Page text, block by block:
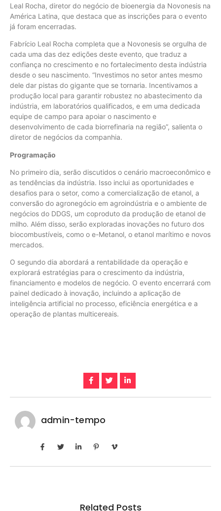
Leal Rocha, diretor do negócio de bioenergia da Novonesis na
América Latina, que destaca que as inscrições para o evento
já foram encerradas.
Fabrício Leal Rocha completa que a Novonesis se orgulha de
cada uma das dez edições deste evento, que traduz a
confiança no crescimento e no fortalecimento desta indústria
desde o seu nascimento. “Investimos no setor antes mesmo
dele dar pistas do gigante que se tornaria. Incentivamos a
produção local para garantir robustez no abastecimento da
indústria, em laboratórios qualificados, e em uma dedicada
equipe de campo para apoiar o nascimento e
desenvolvimento de cada biorrefinaria na região”, salienta o
diretor de negócios da companhia.
Programação
No primeiro dia, serão discutidos o cenário macroeconômico e
as tendências da indústria. Isso inclui as oportunidades e
desafios para o setor, como a comercialização de etanol, a
conversão do agronegócio em agroindústria e o ambiente de
negócios do DDGS, um coproduto da produção de etanol de
milho. Além disso, serão exploradas inovações no futuro dos
biocombustíveis, como o e-Metanol, o etanol marítimo e novos
mercados.
O segundo dia abordará a rentabilidade da operação e
explorará estratégias para o crescimento da indústria,
financiamento e modelos de negócio. O evento encerrará com
painel dedicado à inovação, incluindo a aplicação de
inteligência artificial no processo, eficiência energética e a
operação de plantas multicereais.
admin-tempo
Related Posts